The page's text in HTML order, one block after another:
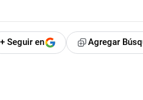
+ Seguir en Agregar